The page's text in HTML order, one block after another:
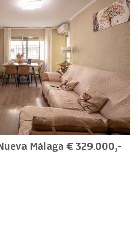
Málaga € 329.000,-